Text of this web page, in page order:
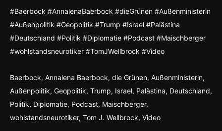
#Baerbock #AnnalenaBaerbock #dieGrünen #Außenministerin
#Außenpolitik #Geopolitik #Trump #Israel #Palästina
#Deutschland #Politik #Diplomatie #Podcast #Maischberger
#wohlstandsneurotiker #TomJWellbrock #Video
Baerbock, Annalena Baerbock, die Grünen, Außenministerin,
Außenpolitik, Geopolitik, Trump, Israel, Palästina, Deutschland,
Politik, Diplomatie, Podcast, Maischberger,
wohlstandsneurotiker, Tom J. Wellbrock, Video